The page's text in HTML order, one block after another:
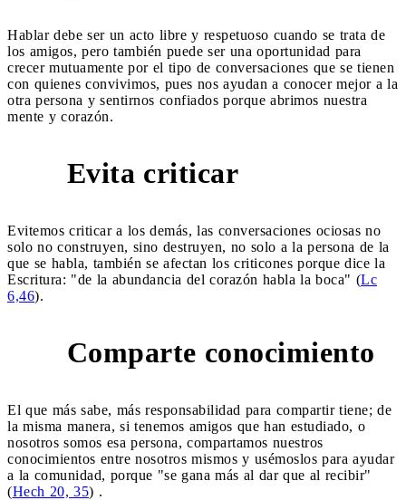
Hablar debe ser un acto libre y respetuoso cuando se trata de
los amigos, pero también puede ser una oportunidad para
crecer mutuamente por el tipo de conversaciones que se tienen
con quienes convivimos, pues nos ayudan a conocer mejor a la
otra persona y sentirnos confiados porque abrimos nuestra
mente y corazón.
Evita criticar
Evitemos criticar a los demás, las conversaciones ociosas no
solo no construyen, sino destruyen, no solo a la persona de la
que se habla, también se afectan los criticones porque dice la
Escritura: "de la abundancia del corazón habla la boca" (Lc
6,46).
Comparte conocimiento
El que más sabe, más responsabilidad para compartir tiene; de
la misma manera, si tenemos amigos que han estudiado, o
nosotros somos esa persona, compartamos nuestros
conocimientos entre nosotros mismos y usémoslos para ayudar
a la comunidad, porque "se gana más al dar que al recibir"
(Hech 20, 35) .